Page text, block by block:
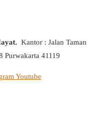
Kantor : Jalan Taman
Purwakarta 41119
Youtube